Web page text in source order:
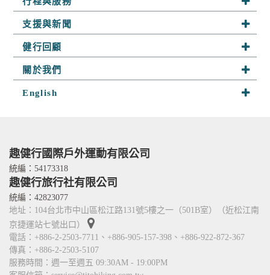
設備的 IP 位址、使用時間、使用的瀏覽器、瀏覽及點選資料記
錄等，做為我們增進網站服務的參考依據，此記錄為內部應
用，決不對外公布。
為提供精確的服務，我們會將收集的問卷調查內容進行統計與
分析，分析結果之統計數據或說明文字呈現，除供內部研究
外，我們會視需要公佈統計數據及說明文字，但不涉及特定個
人之資料。
除非取得您的同意或其他法令之特別規定，本網站絕不會將您
當客戶在本網站註冊時，我們會取得您的姓名、電話、住址、
身份證字號、電子郵件、出生日期、性別、行業等相關資料，
當您註冊成功，並登入使用我們的服務後，我們即取得您的資
料。註冊時，本網站取得您的姓名、電話、住址、身份證字
號、電子郵件、出生日期、性別、行業等相關資料，當您註冊
成功，並登入使用我們的服務後，本網站即取得您的資料。
其他除了上述，會保留您在上網瀏覽或查詢時，伺服器自行產
生的相關記錄，包括您使用連線設備的 IP 位址、使用時間、使
用的瀏覽器、瀏覽及點選資料紀錄等。本網站會對個別連線者
的瀏覽器予以標示，歸納使用者瀏覽器在本網站內部所瀏覽的
網頁，除非您願意告知您的個人資料，否則本網站不會也無法
系列行程
半自助行
客製行程
山野小舖
山野學堂
支援與新聞
最新活動
山野快訊
參團須知
健行回顧
趣健行足跡
探險相簿
關於我們
關於趣健行
人才招募
TITO card 優惠卡
合作關係
English
Contact Us
趣健行國際戶外運動有限公司
統編：54173318
趣健行旅行社有限公司
統編：42823077
地址：104台北市中山區松江路131號5樓之一（501B室）（近松江南
京捷運站七號出口）
電話：+886-2-2503-7711、+886-905-157-398、+886-922-872-367
傳真：+886-2-2503-5107
服務時間：週一至週五 09:30AM - 19:00PM